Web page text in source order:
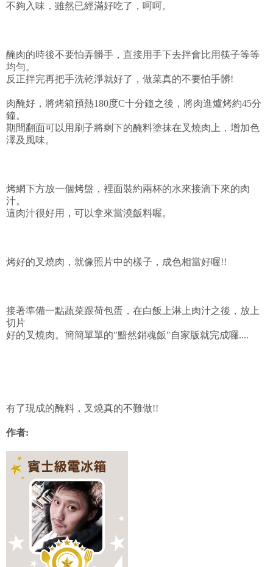
不夠入味，雖然已經滿好吃了，呵呵。
醃肉的時後不要怕弄髒手，直接用手下去拌會比用筷子等等
均勻。
反正拌完再把手洗乾淨就好了，做菜真的不要怕手髒!
肉醃好，將烤箱預熱180度C十分鐘之後，將肉進爐烤約45分
鐘。
期間翻面可以用刷子將剩下的醃料塗抹在叉燒肉上，增加色
澤及風味。
烤網下方放一個烤盤，裡面裝約兩杯的水來接滴下來的肉
汁。
這肉汁很好用，可以拿來當澆飯料喔。
烤好的叉燒肉，就像照片中的樣子，成色相當好喔!!
接著準備一點蔬菜跟荷包蛋，在白飯上淋上肉汁之後，放上
切片
好的叉燒肉。簡簡單單的"黯然銷魂飯"自家版就完成囉....
有了現成的醃料，叉燒真的不難做!!
作者: